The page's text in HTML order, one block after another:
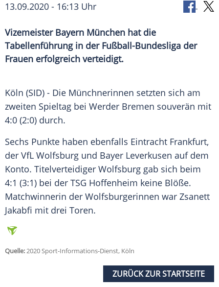
13.09.2020 - 16:13 Uhr
Vizemeister Bayern München hat die
Tabellenführung in der Fußball-Bundesliga der
Frauen erfolgreich verteidigt.
Köln (SID) - Die Münchnerinnen setzten sich am
zweiten Spieltag bei Werder Bremen souverän mit
4:0 (2:0) durch.
Sechs Punkte haben ebenfalls Eintracht Frankfurt,
der VfL Wolfsburg und Bayer Leverkusen auf dem
Konto. Titelverteidiger Wolfsburg gab sich beim
4:1 (3:1) bei der TSG Hoffenheim keine Blöße.
Matchwinnerin der Wolfsburgerinnen war Zsanett
Jakabfi mit drei Toren.
Quelle:2020 Sport-Informations-Dienst, Köln
ZURÜCK ZUR STARTSEITE